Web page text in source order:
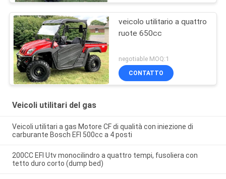
veicolo utilitario a quattro
ruote 650cc
negotiable MOQ:1
CONTATTO
Veicoli utilitari del gas
Veicoli utilitari a gas Motore CF di qualità con iniezione di
carburante Bosch EFI 500cc a 4 posti
200CC EFI Utv monocilindro a quattro tempi, fusoliera con
tetto duro corto (dump bed)